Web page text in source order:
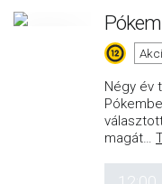
Négy év
magát…